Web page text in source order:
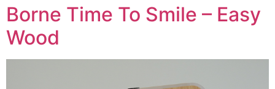
Borne Time To Smile – Easy
Wood